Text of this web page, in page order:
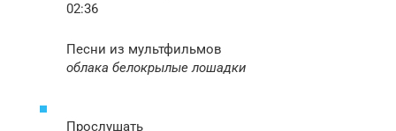
02:36
Песни из мультфильмов
облака белокрылые лошадки
Прослушать